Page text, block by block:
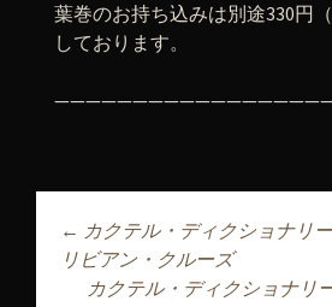
葉巻のお持ち込みは別途330円
しております。
投稿ナビ
← カクテル・ディクショナ
リビアン・クルーズ
カクテル・ディクショナ